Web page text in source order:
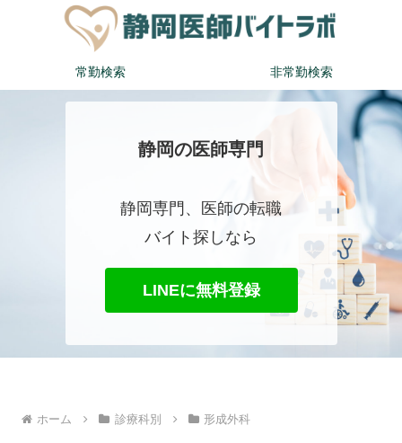
常勤検索 非常勤検索
静岡の医師専門
静岡専門、医師の転職
バイト探しなら
LINEに無料登録
ホーム 診療科別 形成外科